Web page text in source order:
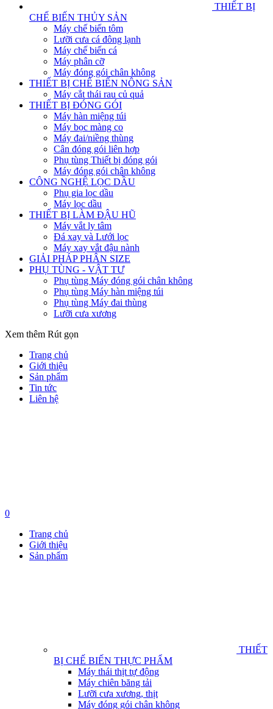
THIẾT BỊ
CHẾ BIẾN THỦY SẢN
Máy chế biến tôm
Lưỡi cưa cá đông lạnh
Máy chế biến cá
Máy phân cỡ
Máy đóng gói chân không
THIẾT BỊ CHẾ BIẾN NÔNG SẢN
Máy cắt thái rau củ quả
THIẾT BỊ ĐÓNG GÓI
Máy hàn miệng túi
Máy bọc màng co
Máy đai/niềng thùng
Cân đóng gói liên hợp
Phụ tùng Thiết bị đóng gói
Máy đóng gói chân không
CÔNG NGHỆ LỌC DẦU
Phụ gia lọc dầu
Máy lọc dầu
THIẾT BỊ LÀM ĐẬU HŨ
Máy vắt ly tâm
Đá xay và Lưới lọc
Máy xay vắt đậu nành
GIẢI PHÁP PHÂN SIZE
PHỤ TÙNG - VẬT TƯ
Phụ tùng Máy đóng gói chân không
Phụ tùng Máy hàn miệng túi
Phụ tùng Máy đai thùng
Lưỡi cưa xương
Xem thêm Rút gọn
Trang chủ
Giới thiệu
Sản phẩm
Tin tức
Liên hệ
0
Trang chủ
Giới thiệu
Sản phẩm
THIẾT
BỊ CHẾ BIẾN THỰC PHẨM
Máy thái thịt tự động
Máy chiên băng tải
Lưỡi cưa xương, thịt
Máy đóng gói chân không